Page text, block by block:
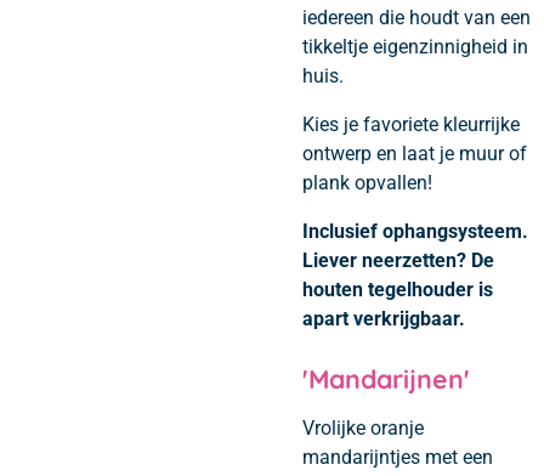
iedereen die houdt van een
tikkeltje eigenzinnigheid in
huis.
Kies je favoriete kleurrijke
ontwerp en laat je muur of
plank opvallen!
Inclusief ophangsysteem.
Liever neerzetten? De
houten tegelhouder is
apart verkrijgbaar.
'Mandarijnen'
Vrolijke oranje
mandarijntjes met een